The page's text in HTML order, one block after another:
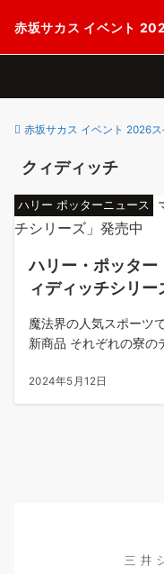
赤坂サカス イベント
赤坂サカス イベント 2026
クィディッチ
ハリー ポッターニュース
ハリー・ポッタ
ィディッチシリー
魔法界の人気スポーツ
新商品 それぞれの寮の
2024年5月12日